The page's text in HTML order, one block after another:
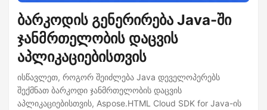
ბარკოდის გენერირება Java-ში
ჯანმრთელობის დაცვის
აპლიკაციებისთვის
ისწავლეთ, როგორ შეიძლება Java დეველოპერებს
შექმნათ ბარკოდი ჯანმრთელობის დაცვის
აპლიკაციებისთვის, Aspose.HTML Cloud SDK for Java-ის